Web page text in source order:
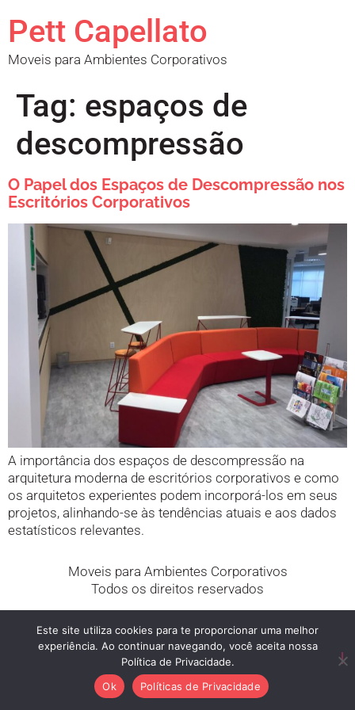
Pett Capellato
Moveis para Ambientes Corporativos
Tag: espaços de
descompressão
O Papel dos Espaços de Descompressão nos
Escritórios Corporativos
A importância dos espaços de descompressão na
arquitetura moderna de escritórios corporativos e como
os arquitetos experientes podem incorporá-los em seus
projetos, alinhando-se às tendências atuais e aos dados
estatísticos relevantes.
Moveis para Ambientes Corporativos
Todos os direitos reservados
Este site utiliza cookies para te proporcionar uma melhor
experiência. Ao continuar navegando, você aceita nossa
Política de Privacidade.
Ok
Políticas de Privacidade